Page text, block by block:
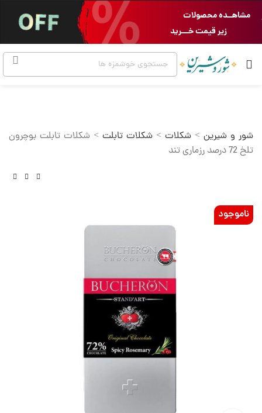
مشاهــده محصولات
زیر قیمت خـــرید
شور و شیرین > شکلات > شکلات تابلت > شکلات تابلت بوچرون
تلخ 72 درصد رزماری تند
ناموجود